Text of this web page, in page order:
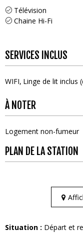
Télévision
Chaine Hi-Fi
SERVICES INCLUS
WIFI Linge de lit inclus
À NOTER
Logement non-fumeur
PLAN DE LA STATION
Situation : Départ et